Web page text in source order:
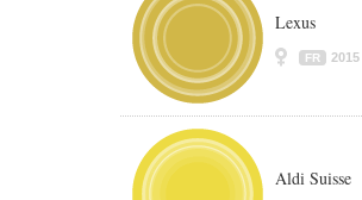
Lexus
FR 2015
Aldi Suisse